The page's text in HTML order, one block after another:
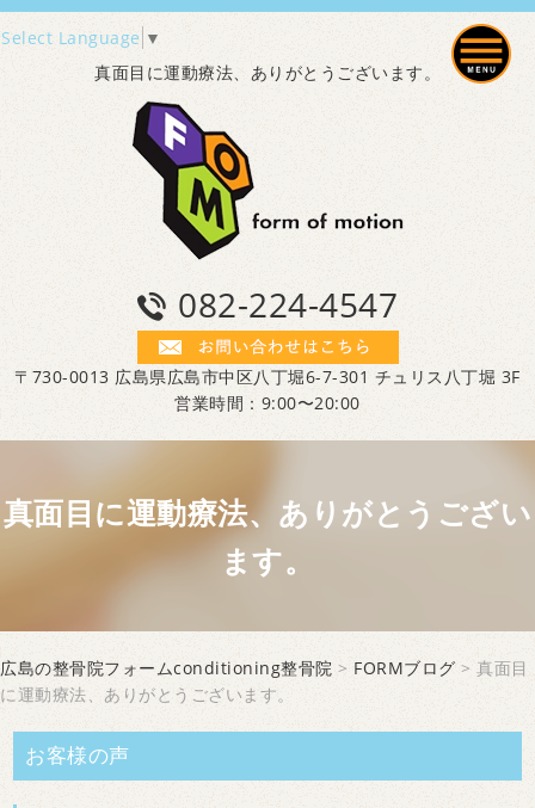
Select Language ▼
真面目に運動療法、ありがとうございます。
082-224-4547
〒730-0013 広島県広島市中区八丁堀6-7-301 チュリス八丁堀 3F
営業時間：9:00〜20:00
真面目に運動療法、ありがとうござい
ます。
広島の整骨院フォームconditioning整骨院 > FORMブログ > 真面目
に運動療法、ありがとうございます。
お客様の声